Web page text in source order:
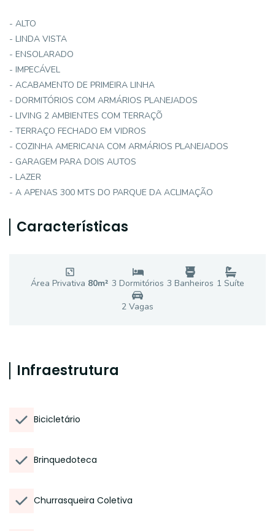
- ALTO
- LINDA VISTA
- ENSOLARADO
- IMPECÁVEL
- ACABAMENTO DE PRIMEIRA LINHA
- DORMITÓRIOS COM ARMÁRIOS PLANEJADOS
- LIVING 2 AMBIENTES COM TERRAÇÕ
- TERRAÇO FECHADO EM VIDROS
- COZINHA AMERICANA COM ARMÁRIOS PLANEJADOS
- GARAGEM PARA DOIS AUTOS
- LAZER
- A APENAS 300 MTS DO PARQUE DA ACLIMAÇÃO
Características
Área Privativa 80m² 3 Dormitórios 3 Banheiros 1 Suíte
2 Vagas
Infraestrutura
Bicicletário
Brinquedoteca
Churrasqueira Coletiva